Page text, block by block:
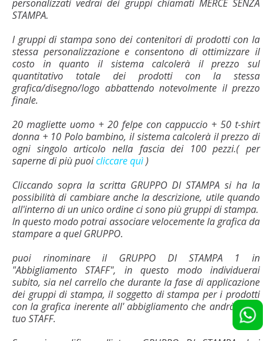
personalizzati vedrai dei gruppi chiamati MERCE SENZA
STAMPA.
I gruppi di stampa sono dei contenitori di prodotti con la
stessa personalizzazione e consentono di ottimizzare il
costo in quanto il sistema calcolerà il prezzo sul
quantitativo totale dei prodotti con la stessa
grafica/disegno/logo abbattendo notevolmente il prezzo
finale.
20 magliette uomo + 20 felpe con cappuccio + 50 t-shirt
donna + 10 Polo bambino, il sistema calcolerà il prezzo di
ogni singolo articolo nella fascia dei 100 pezzi.( per
saperne di più puoicliccare quì)
Cliccando sopra la scritta GRUPPO DI STAMPA si ha la
possibilità di cambiare anche la descrizione, utile quando
all'interno di un unico ordine ci sono più gruppi di stampa.
In questo modo potrai associare velocemente la grafica da
stampare a quel GRUPPO.
puoi rinominare il GRUPPO DI STAMPA 1 in
"Abbigliamento STAFF", in questo modo individuerai
subito, sia nel carrello che durante la fase di applicazione
dei gruppi di stampa, il soggetto di stampa per i prodotti
con la grafica inerente all' abbigliamento che andrà per il
tuo STAFF.